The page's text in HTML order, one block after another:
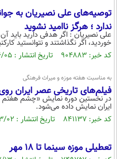
حیات
توصیه‌های علی نصیریان به
ندارد ؛ هرگز ناامید نشوید
علی نصیریان : اگر هدفی دارید باید
خوردید، اگر نگذاشتند و نتوانستید
کد خبر: ۹۰۴۸۸۳ تاریخ انتشار : ۱۴۰۲/۰۶/۰۵
به مناسبت هفته موزه و میراث فرهنگی
فیلم‌های تاریخی عصر ایران
در نخستین دوره نمایش «چشم هفتم
ایران نمایش داده می‌شود.
کد خبر: ۸۴۱۱۳۷ تاریخ انتشار : ۱۴۰۱/۰۳/۰۲
تعطیلی ​موزه سینما تا ۱۸ مهر